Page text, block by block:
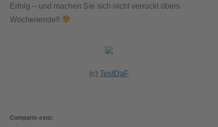
Erfolg – und machen Sie sich nicht verrückt übers
Wochenende!!
(c) TestDaF
Comparte esto: